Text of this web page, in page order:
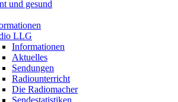
und gesund
LLG
Informationen
Aktuelles
Sendungen
Radiounterricht
Die Radiomacher
Sendestatistiken